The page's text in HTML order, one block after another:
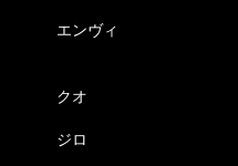
エンヴィ
クオ
ジロ